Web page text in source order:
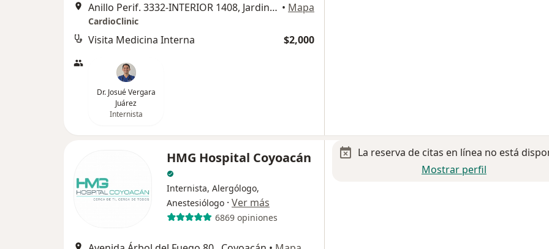
Anillo Perif. 3332-INTERIOR 1408, Jardines del Pedregal., Magdalena Contreras • Mapa
CardioClinic
Visita Medicina Interna $2,000
Dr. Josué Vergara
Juárez
Internista
HMG Hospital Coyoacán
Internista, Alergólogo,
Anestesiólogo · Ver más
6869 opiniones
La reserva de citas en línea no está
Mostrar perfil